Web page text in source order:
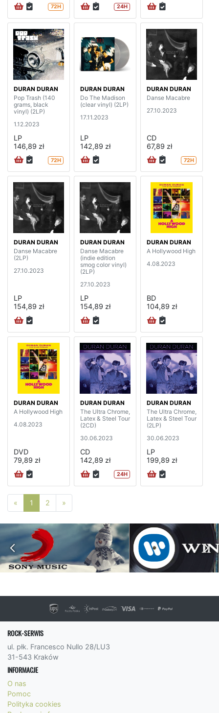
72H 24H
DURAN DURAN
Pop Trash (140
grams, black
vinyl) (2LP)
1.12.2023
LP
146,89 zł
72H
DURAN DURAN
Do The Madison
(clear vinyl) (2LP)
17.11.2023
LP
142,89 zł
DURAN DURAN
Danse Macabre
27.10.2023
CD
67,89 zł
72H
DURAN DURAN
Danse Macabre
(2LP)
27.10.2023
LP
154,89 zł
DURAN DURAN
Danse Macabre
(indie edition
smog color vinyl)
(2LP)
27.10.2023
LP
154,89 zł
DURAN DURAN
A Hollywood High
4.08.2023
BD
104,89 zł
DURAN DURAN
A Hollywood High
4.08.2023
DVD
79,89 zł
DURAN DURAN
The Ultra Chrome,
Latex & Steel Tour
(2CD)
30.06.2023
CD
142,89 zł
24H
DURAN DURAN
The Ultra Chrome,
Latex & Steel Tour
(2LP)
30.06.2023
LP
199,89 zł
« Poprzednia strona
1 2 »
ROCK-SERWIS
ul. płk. Francesco Nullo 28/LU3
31-543 Kraków
INFORMACJE
O nas
Pomoc
Polityka cookies